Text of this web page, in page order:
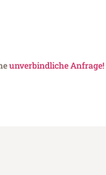
unverbindliche Anfrage!